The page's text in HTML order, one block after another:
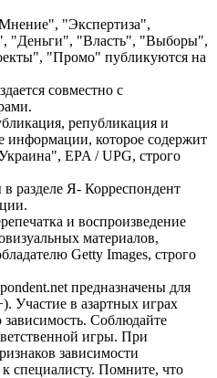
"Экспертиза",
"Деньги", "Власть", "Выборы",
"Промо" публикуются на
совместно с
републикация и
информации, которое содержит
EPA / UPG, строго
разделе Я- Корреспондент
и воспроизведение
материалов,
Getty Images, строго
предназначены для
Участие в азартных играх
Соблюдайте
игры. При
зависимости
специалисту. Помните, что